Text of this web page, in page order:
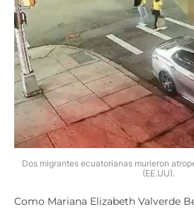
Dos migrantes ecuatorianas murieron
(EE.UU).
Como Mariana Elizabeth Valverde